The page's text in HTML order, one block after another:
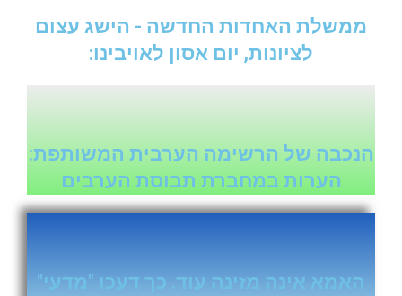
ממשלת האחדות החדשה - הישג עצום
לציונות, יום אסון לאויבינו:
הנכבה של הרשימה הערבית המשותפת:
הערות במחברת תבוסת הערבים
האמא אינה מזינה עוד. כך דעכו "מדעי"